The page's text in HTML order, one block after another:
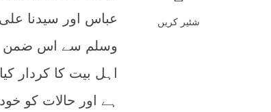
شئیر کریں
عباس اور سیدنا
وسلم سے اس ضمن
اہل بیت کا کردار
ہے اور حالات کو خود